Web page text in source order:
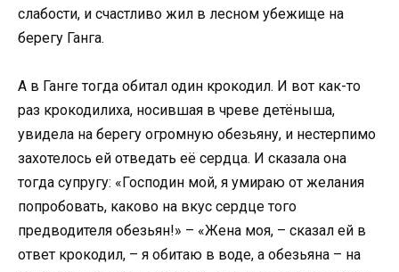
слабости, и счастливо жил в лесном убежище на
берегу Ганга.
А в Ганге тогда обитал один крокодил. И вот как-то
раз крокодилиха, носившая в чреве детёныша,
увидела на берегу огромную обезьяну, и нестерпимо
захотелось ей отведать её сердца. И сказала она
тогда супругу: «Господин мой, я умираю от желания
попробовать, каково на вкус сердце того
предводителя обезьян!» – «Жена моя, – сказал ей в
ответ крокодил, – я обитаю в воде, а обезьяна – на